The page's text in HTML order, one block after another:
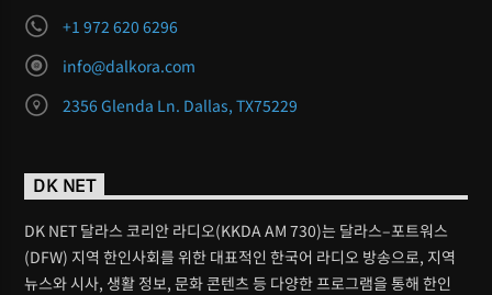
+1 972 620 6296
info@dalkora.com
2356 Glenda Ln. Dallas, TX75229
DK NET
DK NET 달라스 코리안 라디오(KKDA AM 730)는 달라스–포트워스
(DFW) 지역 한인사회를 위한 대표적인 한국어 라디오 방송으로, 지역
뉴스와 시사, 생활 정보, 문화 콘텐츠 등 다양한 프로그램을 통해 한인